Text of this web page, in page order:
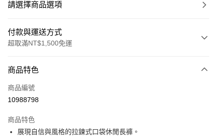
請選擇商品選項
付款與運送方式
超取滿NT$1,500免運
信用卡一次付款
超商取貨付款
Apple Pay
商品特色
商品編號
10988798
商品特色
展現自信與風格的拉鍊式口袋休閒長褲。